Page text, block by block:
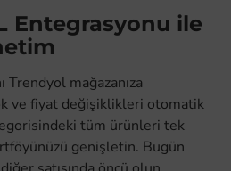
Entegrasyonu ile
Trendyol mağazanıza
ve fiyat değişiklikleri otomatik
tüm ürünleri tek
genişletin. Bugün